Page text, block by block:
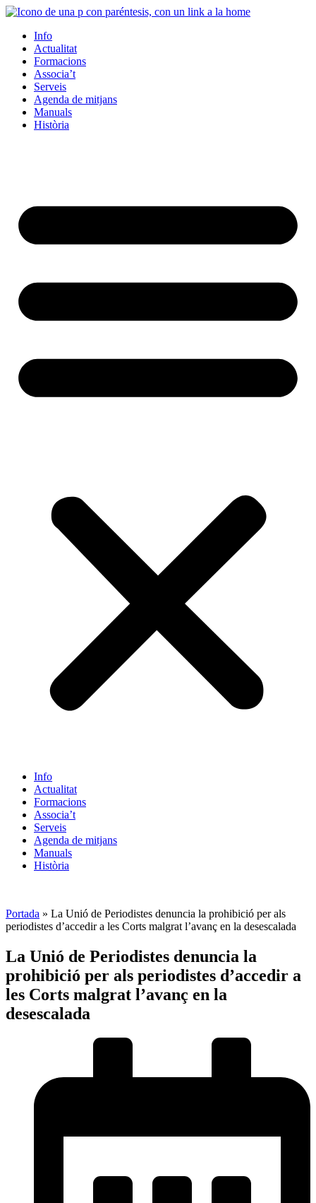
Info
Actualitat
Formacions
Associa’t
Serveis
Agenda de mitjans
Manuals
Història
Info
Actualitat
Formacions
Associa’t
Serveis
Agenda de mitjans
Manuals
Història
Portada » La Unió de Periodistes denuncia la prohibició per als
periodistes d’accedir a les Corts malgrat l’avanç en la desescalada
La Unió de Periodistes denuncia la
prohibició per als periodistes d’accedir a
les Corts malgrat l’avanç en la
desescalada